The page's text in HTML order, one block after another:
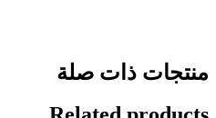
منتجات ذات صلة